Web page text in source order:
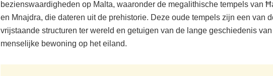
bezienswaardigheden op Malta, waaronder de megalithische tempels van
en Mnajdra, die dateren uit de prehistorie. Deze oude tempels zijn een van
vrijstaande structuren ter wereld en getuigen van de lange geschiedenis van
menselijke bewoning op het eiland.